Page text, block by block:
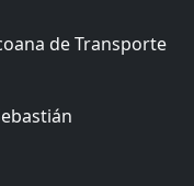
de Transporte